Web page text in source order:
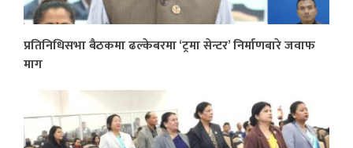
प्रतिनिधिसभा बैठकमा ढल्केबरमा ‘ट्रमा सेन्टर’ निर्माणबारे जवाफ
माग